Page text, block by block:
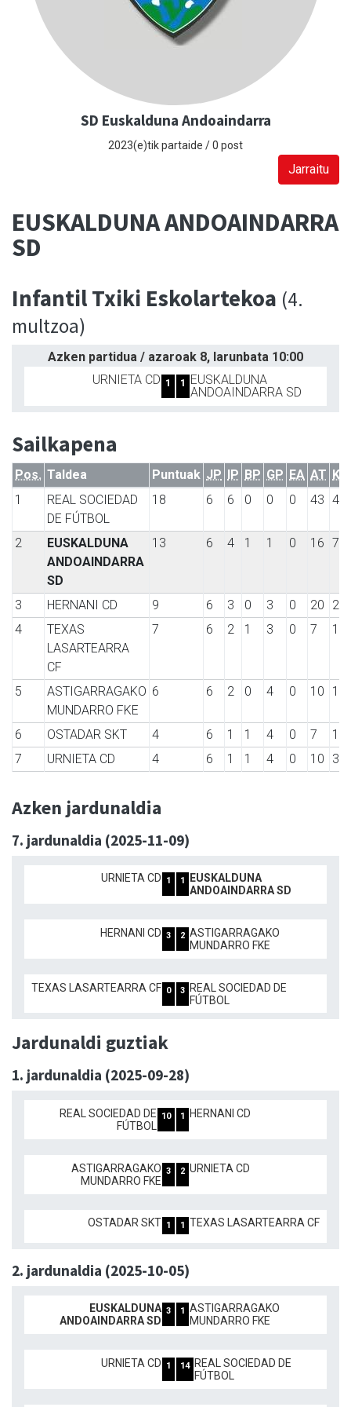
SD Euskalduna Andoaindarra
2023(e)tik partaide / 0 post
Jarraitu
EUSKALDUNA ANDOAINDARRA
SD
Infantil Txiki Eskolartekoa (4.
multzoa)
Azken partidua / azaroak 8, larunbata 10:00
URNIETA CD 1 1 EUSKALDUNA
ANDOAINDARRA SD
Sailkapena
Pos. Taldea Puntuak JP IP BP GP EA AT KT
1
REAL SOCIEDAD
DE FÚTBOL
18 6 6 0 0 0 43 4
2
EUSKALDUNA
ANDOAINDARRA
SD
13 6 4 1 1 0 16 7
3 HERNANI CD 9 6 3 0 3 0 20
21
4
TEXAS
LASARTEARRA
CF
7 6 2 1 3 0 7 15
5
ASTIGARRAGAKO
MUNDARRO FKE
6 6 2 0 4 0 10 18
6 OSTADAR SKT 4 6 1 1 4 0 7
18
7
URNIETA CD 4 6 1 1 4 0 10 30
Azken jardunaldia
7. jardunaldia (2025-11-09)
URNIETA CD 1 1
EUSKALDUNA
ANDOAINDARRA SD
HERNANI CD 3 2 ASTIGARRAGAKO
MUNDARRO FKE
TEXAS LASARTEARRA CF 0 3 REAL SOCIEDAD DE
FÚTBOL
Jardunaldi guztiak
1. jardunaldia (2025-09-28)
REAL SOCIEDAD DE
FÚTBOL
10 1 HERNANI CD
ASTIGARRAGAKO
MUNDARRO FKE
3 2 URNIETA CD
OSTADAR SKT 1 1 TEXAS LASARTEARRA CF
2. jardunaldia (2025-10-05)
EUSKALDUNA
ANDOAINDARRA SD
3 1
ASTIGARRAGAKO
MUNDARRO FKE
URNIETA CD 1 14
REAL SOCIEDAD DE
FÚTBOL